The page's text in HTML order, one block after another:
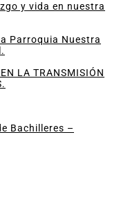
y vida en nuestra
Parroquia Nuestra
LA TRANSMISIÓN
Bachilleres –